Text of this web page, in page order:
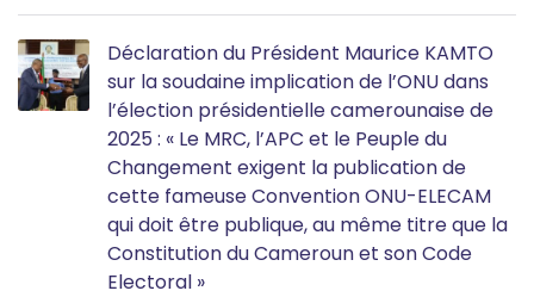
Déclaration du Président Maurice KAMTO
sur la soudaine implication de l’ONU dans
l’élection présidentielle camerounaise de
2025 : « Le MRC, l’APC et le Peuple du
Changement exigent la publication de
cette fameuse Convention ONU-ELECAM
qui doit être publique, au même titre que la
Constitution du Cameroun et son Code
Electoral »